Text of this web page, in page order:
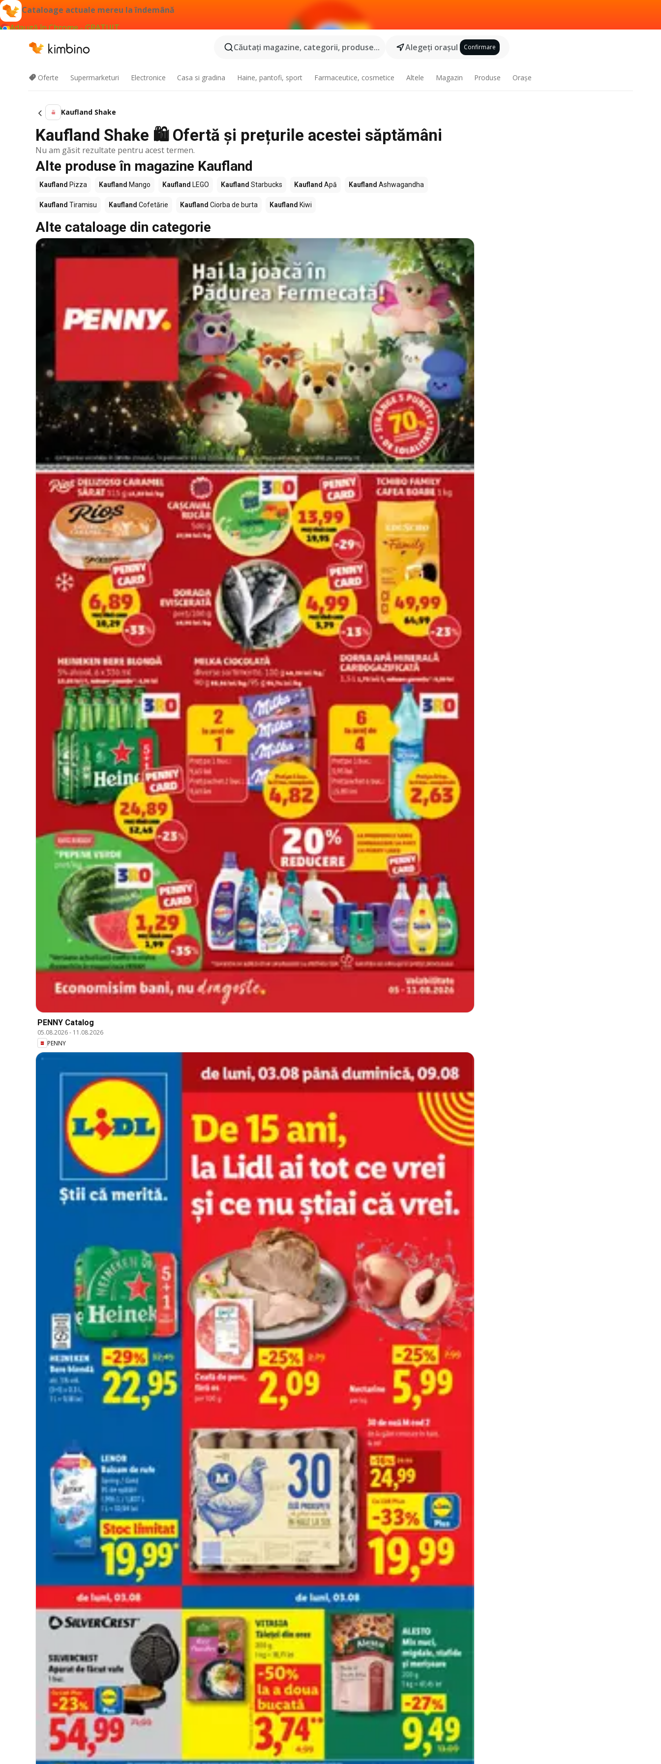
Cataloage actuale mereu la îndemână
Adaugă în Chrome - GRATUIT
Căutaţi magazine, categorii, produse...
Alegeţi oraşul Confirmare
Oferte Supermarketuri Electronice Casa si gradina Haine, pantofi, sport Farmaceutice, cosmetice Altele Magazin Produse Oraşe
Kaufland Shake
Kaufland Shake 🛍️ Ofertă și prețurile acestei săptămâni
Nu am găsit rezultate pentru acest termen.
Alte produse în magazine Kaufland
Kaufland Pizza Kaufland Mango Kaufland LEGO Kaufland Starbucks Kaufland Apă Kaufland Ashwagandha
Kaufland Tiramisu Kaufland Cofetărie Kaufland Ciorba de burta Kaufland Kiwi
Alte cataloage din categorie
PENNY Catalog
05.08.2026- 11.08.2026
PENNY